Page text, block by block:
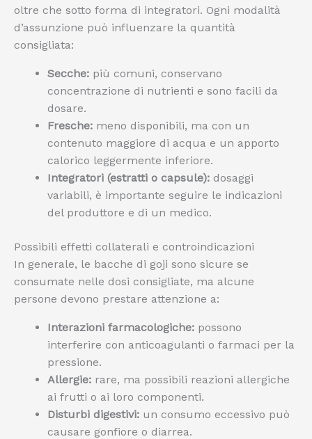
oltre che sotto forma di integratori. Ogni modalità
d’assunzione può influenzare la quantità
consigliata:
Secche: più comuni, conservano
concentrazione di nutrienti e sono facili da
dosare.
Fresche: meno disponibili, ma con un
contenuto maggiore di acqua e un apporto
calorico leggermente inferiore.
Integratori (estratti o capsule): dosaggi
variabili, è importante seguire le indicazioni
del produttore e di un medico.
Possibili effetti collaterali e controindicazioni
In generale, le bacche di goji sono sicure se
consumate nelle dosi consigliate, ma alcune
persone devono prestare attenzione a:
Interazioni farmacologiche: possono
interferire con anticoagulanti o farmaci per la
pressione.
Allergie: rare, ma possibili reazioni allergiche
ai frutti o ai loro componenti.
Disturbi digestivi: un consumo eccessivo può
causare gonfiore o diarrea.